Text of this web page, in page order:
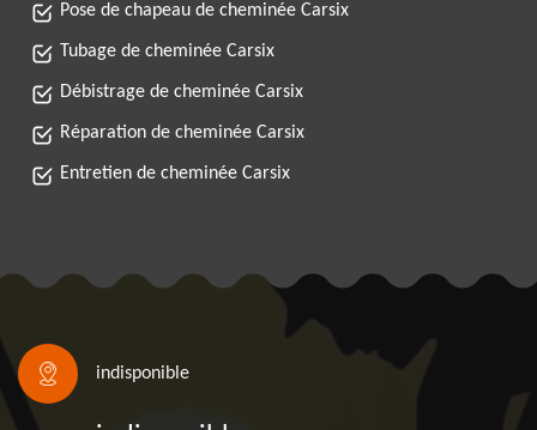
Pose de chapeau de cheminée Carsix
Tubage de cheminée Carsix
Débistrage de cheminée Carsix
Réparation de cheminée Carsix
Entretien de cheminée Carsix
indisponible